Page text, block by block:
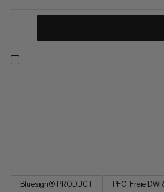
Bluesign® PRODUCT PFC-Freie DWR